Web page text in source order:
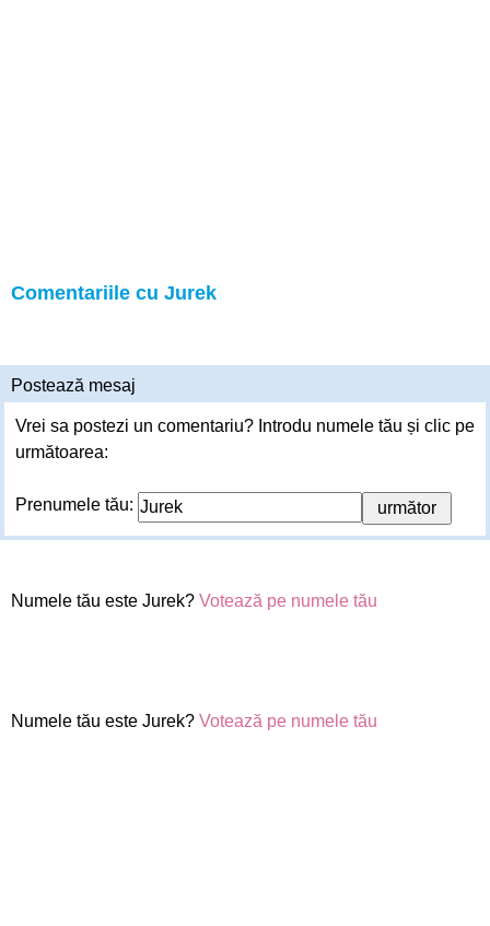
Comentariile cu Jurek
Postează mesaj
Vrei sa postezi un comentariu? Introdu numele tău și clic pe
următoarea:
Prenumele tău:
Numele tău este Jurek? Votează pe numele tău
Numele tău este Jurek? Votează pe numele tău